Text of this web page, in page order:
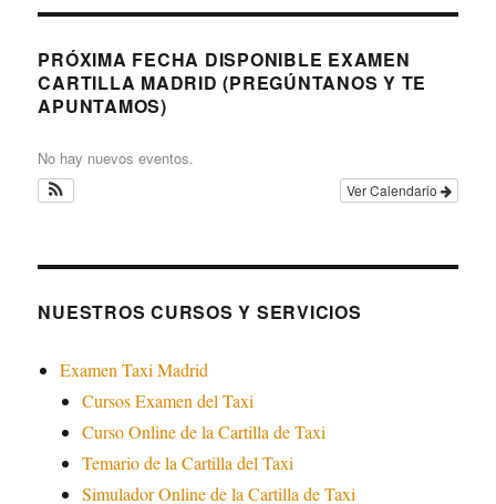
PRÓXIMA FECHA DISPONIBLE EXAMEN
CARTILLA MADRID (PREGÚNTANOS Y TE
APUNTAMOS)
No hay nuevos eventos.
Ver Calendario
NUESTROS CURSOS Y SERVICIOS
Examen Taxi Madrid
Cursos Examen del Taxi
Curso Online de la Cartilla de Taxi
Temario de la Cartilla del Taxi
Simulador Online de la Cartilla de Taxi